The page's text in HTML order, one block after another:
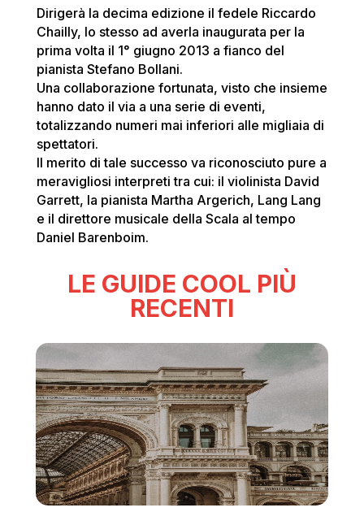
Dirigerà la decima edizione il fedele Riccardo
Chailly, lo stesso ad averla inaugurata per la
prima volta il 1° giugno 2013 a fianco del
pianista Stefano Bollani.
Una collaborazione fortunata, visto che insieme
hanno dato il via a una serie di eventi,
totalizzando numeri mai inferiori alle migliaia di
spettatori.
Il merito di tale successo va riconosciuto pure a
meravigliosi interpreti tra cui: il violinista David
Garrett, la pianista Martha Argerich, Lang Lang
e il direttore musicale della Scala al tempo
Daniel Barenboim.
LE GUIDE COOL PIÙ
RECENTI